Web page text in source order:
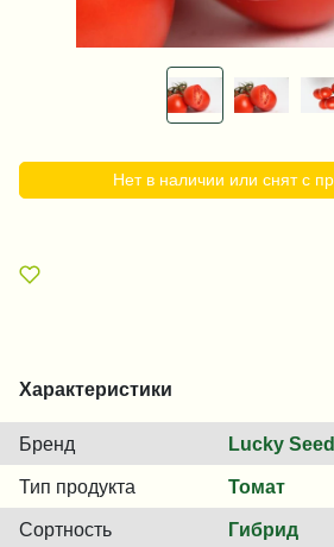
Нет в наличии или снят с
Характеристики
Бренд Lucky Seed
Тип продукта Томат
Сортность Гибрид